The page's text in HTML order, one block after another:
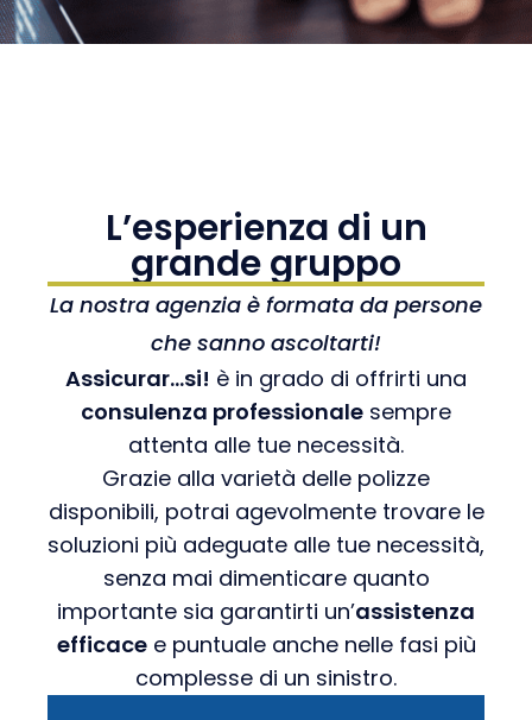
L’esperienza di un
grande gruppo
La nostra agenzia è formata da persone
che sanno ascoltarti!
Assicurar…si! è in grado di offrirti una
consulenza professionale sempre
attenta alle tue necessità.
Grazie alla varietà delle polizze
disponibili, potrai agevolmente trovare le
soluzioni più adeguate alle tue necessità,
senza mai dimenticare quanto
importante sia garantirti un’assistenza
efficacee puntuale anche nelle fasi più
complesse di un sinistro.